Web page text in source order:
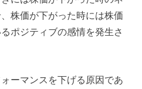
株価が下がった時には株価
ポジティブの感情を発生さ
ーマンスを下げる原因であ